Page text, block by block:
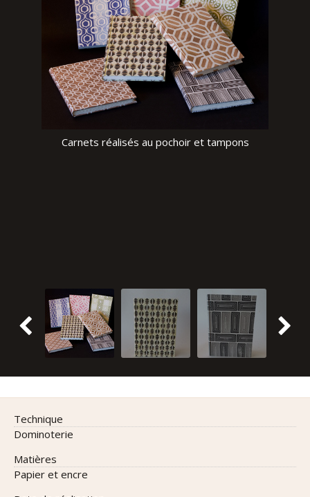
Carnets réalisés au pochoir et tampons
technique
Dominoterie
matières
Papier et encre